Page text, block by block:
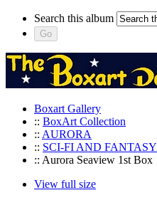
Search this album
Boxart Gallery
:: BoxArt Collection
:: AURORA
:: SCI-FI AND FANTASY
:: Aurora Seaview 1st Box
View full size